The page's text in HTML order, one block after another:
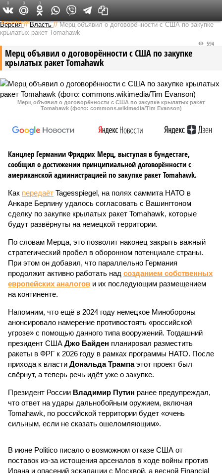
Федеральный выпуск
Версия //Власть //Мерц объявил о договорённости с США по закупке
крылатых ракет Tomahawk
Мерц объявил о договорённости с США по закупке
крылатых ракет Tomahawk
594
Мерц объявил о договорённости с США по закупке крылатых ракет
Tomahawk (фото: commons.wikimedia/Tim Evanson)
Канцлер Германии Фридрих Мерц, выступая в бундестаге,
сообщил о достижении принципиальной договорённости с
американской администрацией по закупке ракет Tomahawk.
Как передаёт Tagesspiegel, на полях саммита НАТО в
Анкаре Берлину удалось согласовать с Вашингтоном
сделку по закупке крылатых ракет Tomahawk, которые
будут развёрнуты на немецкой территории.
По словам Мерца, это позволит наконец закрыть важный
стратегический пробел в оборонном потенциале страны.
При этом он добавил, что параллельно Германия
продолжит активно работать над созданием собственных
европейских аналогов и их последующим размещением
на континенте.
Напомним, что ещё в 2024 году немецкое Минобороны
анонсировало намерение противостоять «российской
угрозе» с помощью данного типа вооружений. Тогдашний
президент США Джо Байден планировал разместить
ракеты в ФРГ к 2026 году в рамках программы НАТО. После
прихода к власти Дональда Трампаэтот проект был
свёрнут, а теперь речь идёт уже о закупке.
Президент России Владимир Путин ранее предупреждал,
что ответ на удары дальнобойным оружием, включая
Tomahawk, по российской территории будет «очень
сильным, если не сказать ошеломляющим».
В июне Politico писало о возможном отказе США от
поставок из-за истощения арсеналов в ходе войны против
Ирана и опасений эскалации с Москвой, а весной Financial
0 0 0